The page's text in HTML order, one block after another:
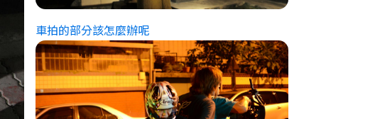
車拍的部分該怎麼辦呢